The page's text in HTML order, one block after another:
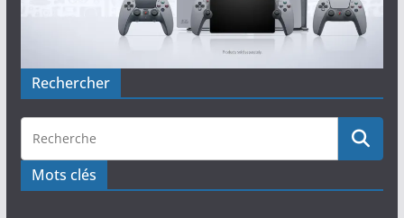
Rechercher
Mots clés